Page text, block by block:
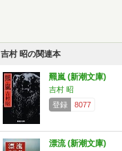
吉村 昭の関連本
羆嵐 (新潮文庫)
吉村 昭
登録
8077
漂流 (新潮文庫)